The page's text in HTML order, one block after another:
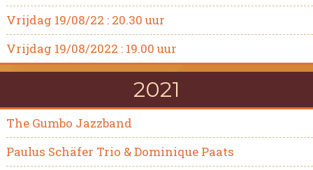
Vrijdag 19/08/22 : 20.30 uur
Vrijdag 19/08/2022 : 19.00 uur
2021
The Gumbo Jazzband
Paulus Schäfer Trio & Dominique Paats